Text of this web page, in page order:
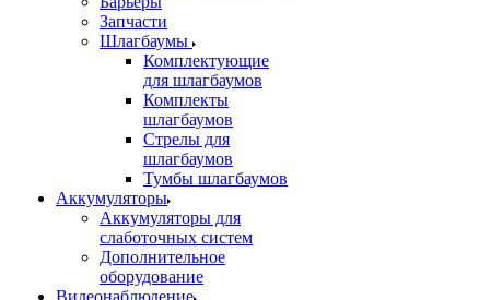
Запчасти
Шлагбаумы
Комплектующие
для шлагбаумов
Комплекты
шлагбаумов
Стрелы для
шлагбаумов
Тумбы шлагбаумов
Аккумуляторы
Аккумуляторы для
слаботочных систем
Дополнительное
оборудование
Видеонаблюдение